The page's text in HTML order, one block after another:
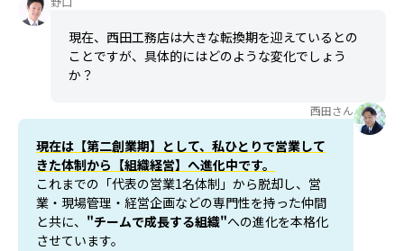
現在、西田工務店は大きな転換期を迎えているとの
ことですが、具体的にはどのような変化でしょう
か？
西田さん
現在は【第二創業期】として、私ひとりで営業して
きた体制から【組織経営】へ進化中です。
これまでの「代表の営業1名体制」から脱却し、営
業・現場管理・経営企画などの専門性を持った仲間
と共に、 "チームで成長する組織"への進化を本格化
させています。